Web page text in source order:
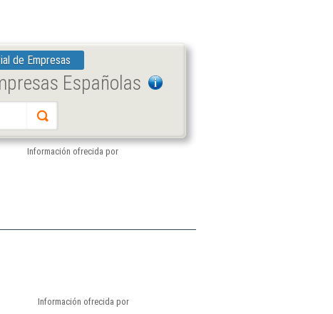
de Empresas
Españolas
Información ofrecida por
Información ofrecida por